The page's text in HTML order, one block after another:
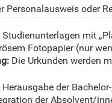
Personalausweis oder
Studienunterlagen mit
Fotopapier (nur
Die Urkunden werden
Herausgabe der
der Absolvent/